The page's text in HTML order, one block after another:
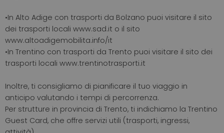
•In Alto Adige con trasporti da Bolzano puoi visitare il sito
dei trasporti locali www.sad.it o il sito
www.altoadigemobilita.info/it
•In Trentino con trasporti da Trento puoi visitare il sito dei
trasporti locali www.trentinotrasporti.it
Inoltre, ti consigliamo di pianificare il tuo viaggio in
anticipo valutando i tempi di percorrenza.
Per strutture in provincia di Trento, ti indichiamo la Trentino
Guest Card, che offre servizi utili (trasporti, ingressi,